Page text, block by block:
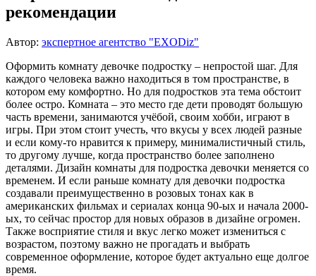
рекомендации
Автор: экспертное агентство "EXODiz"
Оформить комнату девочке подростку – непростой шаг. Для
каждого человека важно находиться в том пространстве, в
котором ему комфортно. Но для подростков эта тема обстоит
более остро. Комната – это место где дети проводят большую
часть времени, занимаются учёбой, своим хобби, играют в
игры. При этом стоит учесть, что вкусы у всех людей разные
и если кому-то нравится к примеру, минималистичный стиль,
то другому лучше, когда пространство более заполнено
деталями. Дизайн комнаты для подростка девочки меняется со
временем. И если раньше комнату для девочки подростка
создавали преимущественно в розовых тонах как в
американских фильмах и сериалах конца 90-ых и начала 2000-
ых, то сейчас простор для новых образов в дизайне огромен.
Также восприятие стиля и вкус легко может измениться с
возрастом, поэтому важно не прогадать и выбрать
современное оформление, которое будет актуально еще долгое
время.